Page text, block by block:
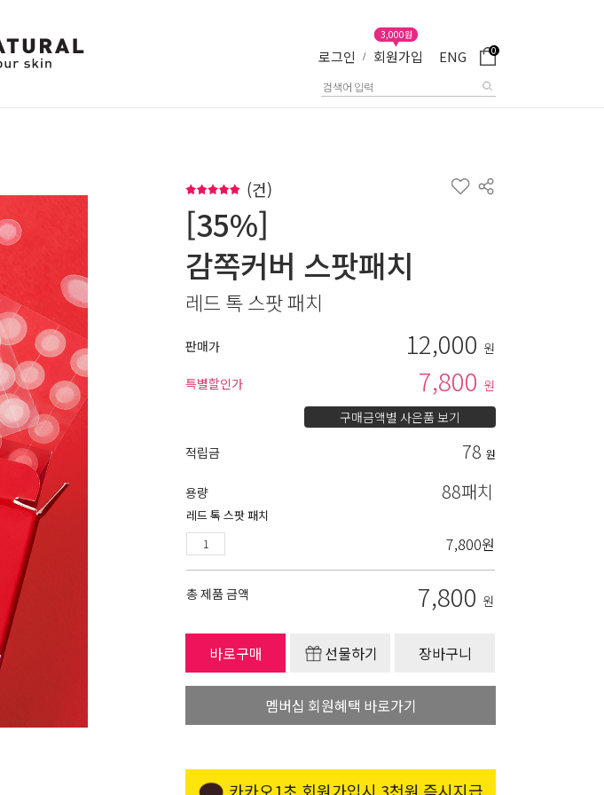
로그인 / 회원가입
3,000원
ENG 0
(건)
[35%]
감쪽커버 스팟패치
레드 톡 스팟 패치
판매가 12,000 원
특별할인가
7,800 원
구매금액별 사은품 보기
적립금
78 원
용량 88패치
레드 톡 스팟 패치
7,800원
총 제품 금액 7,800 원
바로구매 선물하기 장바구니
멤버십 회원혜택 바로가기